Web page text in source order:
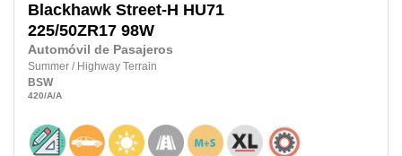
Blackhawk Street-H HU71
225/50ZR17 98W
Automóvil de Pasajeros
Summer / Highway Terrain
BSW
420/A/A